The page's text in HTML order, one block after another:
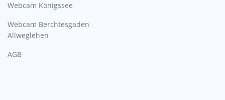
Webcam Königssee
Webcam Berchtesgaden
Allweglehen
AGB